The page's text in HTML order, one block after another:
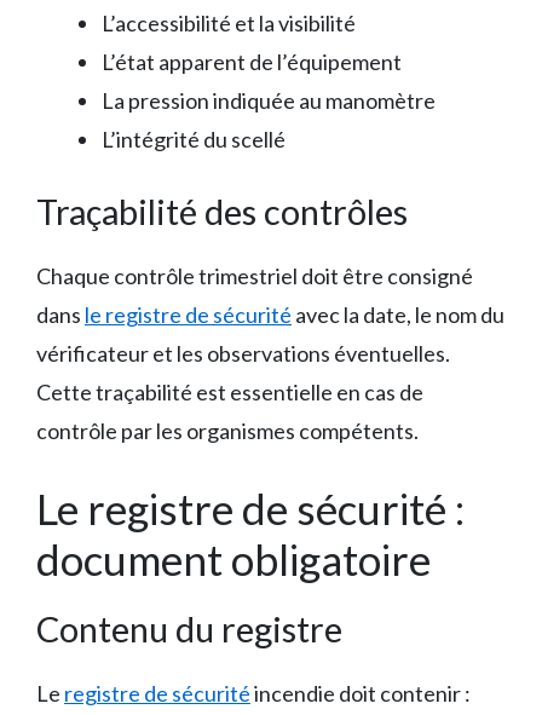
L’accessibilité et la visibilité
L’état apparent de l’équipement
La pression indiquée au manomètre
L’intégrité du scellé
Traçabilité des contrôles
Chaque contrôle trimestriel doit être consigné
dans le registre de sécurité avec la date, le nom du
vérificateur et les observations éventuelles.
Cette traçabilité est essentielle en cas de
contrôle par les organismes compétents.
Le registre de sécurité :
document obligatoire
Contenu du registre
Le registre de sécuritéincendie doit contenir :